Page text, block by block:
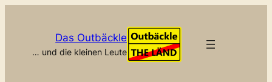
Das Outbäckle
… und die kleinen Leute